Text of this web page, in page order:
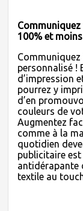
100% et
personnalisé !
d’impression
pourrez y
d’en
couleurs de
Augmentez
comme à la
quotidien
publicitaire est
antidérapante
textile au